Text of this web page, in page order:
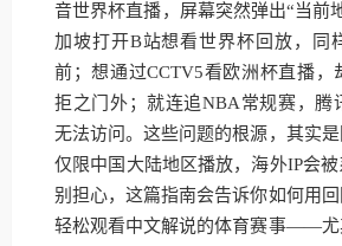
音世界杯直播，屏幕突然弹出“当前
加坡打开B站想看世界杯回放，同
前；想通过CCTV5看欧洲杯直播，
拒之门外；就连追NBA常规赛，腾
无法访问。这些问题的根源，其实
仅限中国大陆地区播放，海外IP会
别担心，这篇指南会告诉你如何用回
轻松观看中文解说的体育赛事——尤